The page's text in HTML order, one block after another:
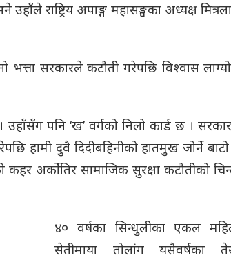
राष्ट्रिय अपाङ्ग महासङ्घका अध्यक्ष
सरकारले कटौती गरेपछि विश्वास
उहाँसँग पनि ‘ख’ वर्गको निलो कार्ड छ ।
हामी दुवै दिदीबहिनीको हातमुख जोर्ने
अर्कोतिर सामाजिक सुरक्षा कटौतीको
४० वर्षका सिन्धुलीका एकल
सेतीमाया तोलांग यसैवर्षका